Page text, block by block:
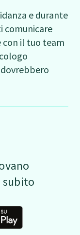
e durante
comunicare
il tuo team
subito